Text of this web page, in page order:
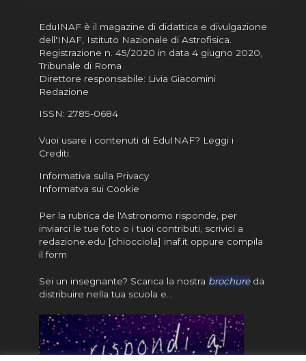
EduINAF è il magazine di didattica e divulgazione
dell'INAF, Istituto Nazionale di Astrofisica
Registrazione n. 45/2020 in data 4 giugno 2020,
Tribunale di Roma
Direttore responsabile: Livia Giacomini
Redazione
ISSN: 2785-0684
Vuoi usare i contenuti di EduINAF? Leggi i
Crediti.
Informativa sulla Privacy
Informatva sui Cookie
Per la rubrica de l'Astronomo risponde, per
inviarci le tue foto o i tuoi contributi, scrivici a
redazione.edu [chiocciola] inaf.it oppure compila
il form
Sei un insegnante? Scarica la nostra brochureda
distribuire nella tua scuola e…